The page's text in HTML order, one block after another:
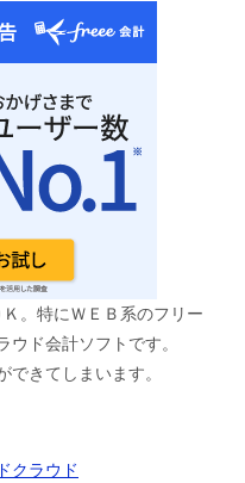
。特にＷＥＢ系のフリー
ウド会計ソフトです。
できてしまいます。
クラウド